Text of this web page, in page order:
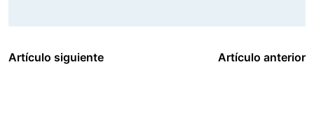
Artículo siguiente Artículo anterior